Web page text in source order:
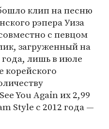
клип на песню
рэпера Уиза
с певцом
загруженный на
года, лишь в июле
корейского
You Again их 2,99
Style с 2012 года —